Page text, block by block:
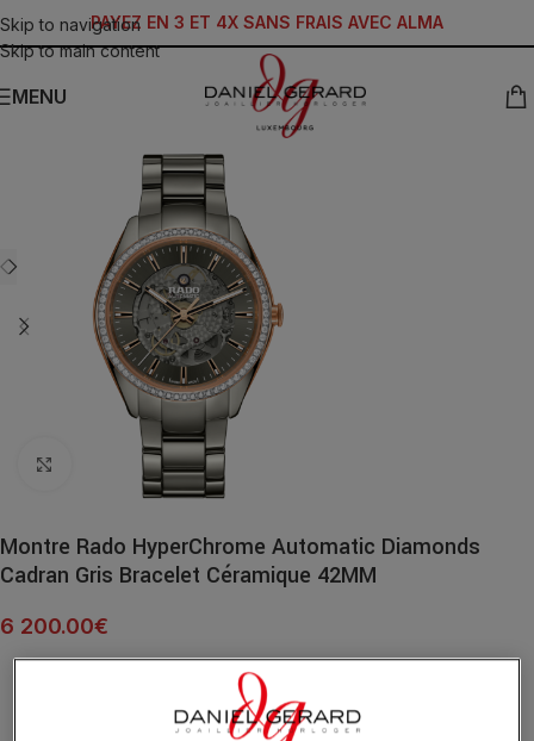
Skip to navigation
Skip to main content
PAYEZ EN 3 ET 4X SANS FRAIS AVEC ALMA
MENU
Click to enlarge
Montre Rado HyperChrome Automatic Diamonds
Cadran Gris Bracelet Céramique 42MM
6 200.00€